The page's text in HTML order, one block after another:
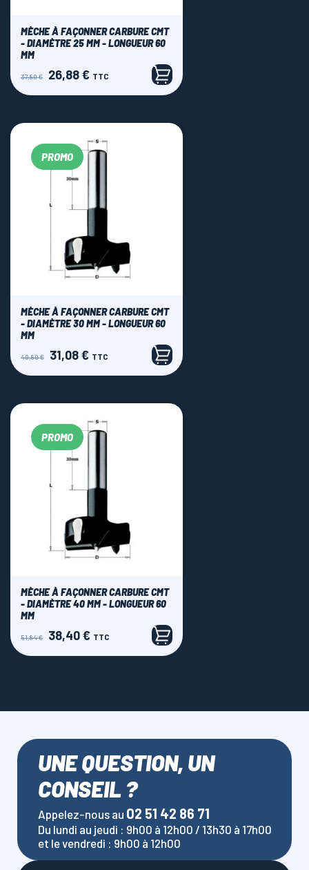
MÈCHE À FAÇONNER CARBURE CMT
- DIAMÈTRE 25 MM - LONGUEUR 60
MM
Prix
37,80 € Prix
26,88 € TTC
PROMO
MÈCHE À FAÇONNER CARBURE CMT
- DIAMÈTRE 30 MM - LONGUEUR 60
MM
Prix
40,80 € Prix
31,08 € TTC
PROMO
MÈCHE À FAÇONNER CARBURE CMT
- DIAMÈTRE 40 MM - LONGUEUR 60
MM
Prix
51,84 € Prix
38,40 € TTC
UNE QUESTION, UN
CONSEIL ?
Appelez-nous au 02 51 42 86 71
Du lundi au jeudi : 9h00 à 12h00 / 13h30 à 17h00
et le vendredi : 9h00 à 12h00